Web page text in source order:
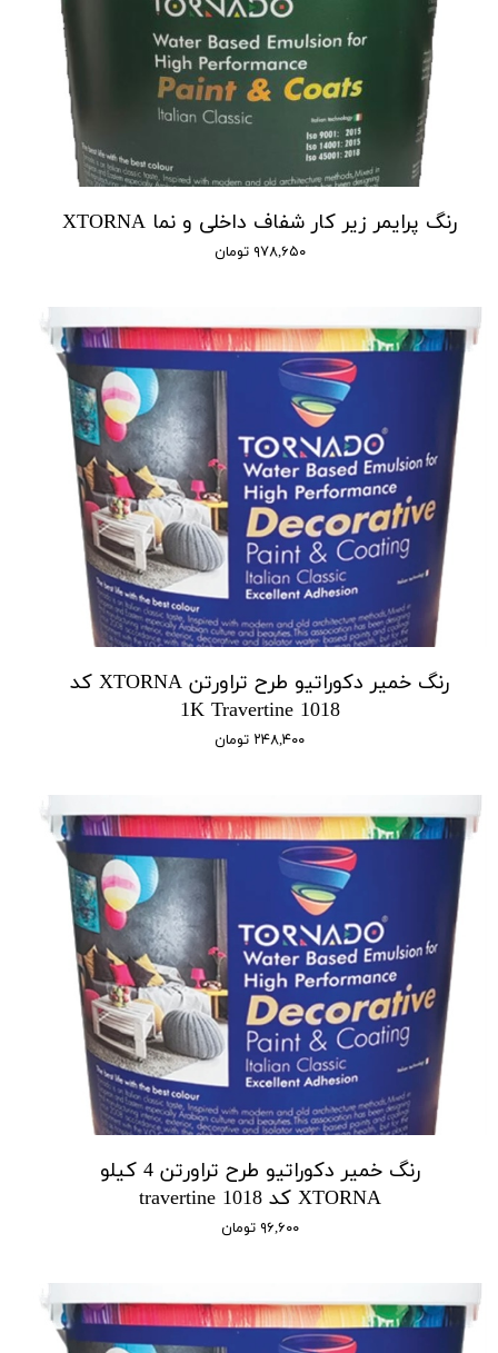
رنگ پرایمر زیر کار شفاف داخلی و نما XTORNA
۹۷۸,۶۵۰ تومان
رنگ خمیر دکوراتیو طرح تراورتن XTORNA کد
1018 1K Travertine
۲۴۸,۴۰۰ تومان
رنگ خمیر دکوراتیو طرح تراورتن 4 کیلو
XTORNA کد 1018 travertine
۹۶,۶۰۰ تومان